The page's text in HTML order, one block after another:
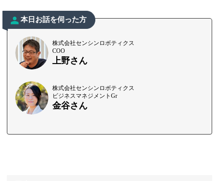
本日お話を伺った方
株式会社センシンロボティクス
COO
上野さん
株式会社センシンロボティクス
ビジネスマネジメントGr
金谷さん